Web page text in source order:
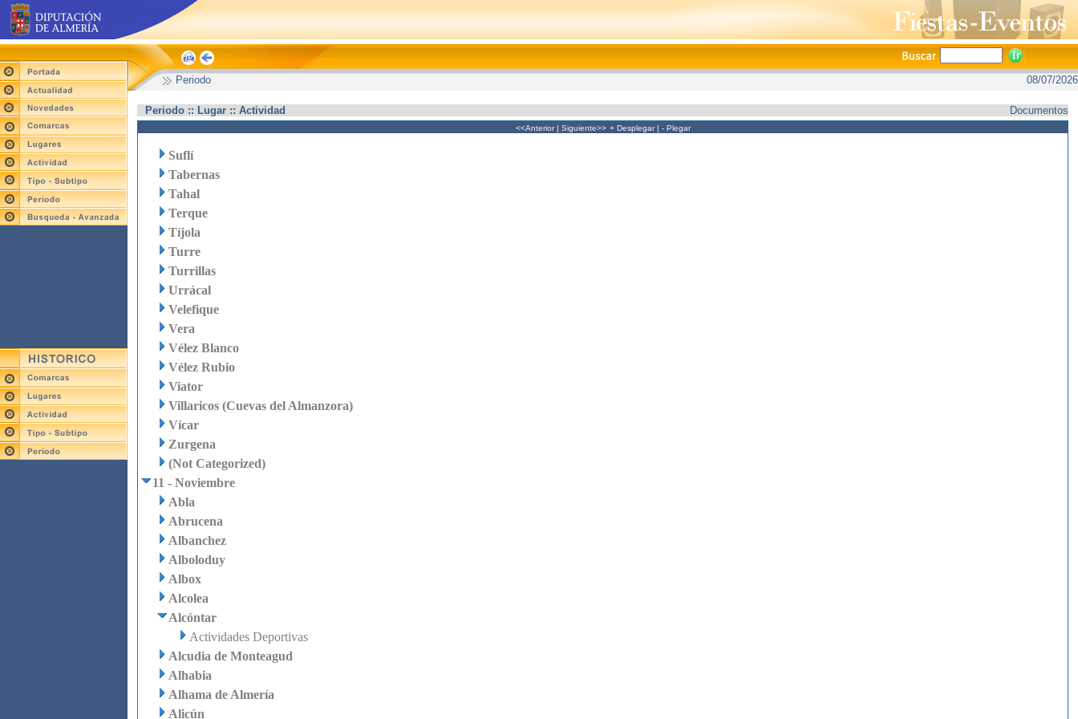
Periodo 08/07/2026
Periodo :: Lugar :: Actividad Documentos
<<Anterior| Siguiente>> + Desplegar| - Plegar
Suflí
Tabernas
Tahal
Terque
Tíjola
Turre
Turrillas
Urrácal
Velefique
Vera
Vélez Blanco
Vélez Rubio
Viator
Villaricos (Cuevas del Almanzora)
Vícar
Zurgena
(Not Categorized)
11 - Noviembre
Abla
Abrucena
Albanchez
Alboloduy
Albox
Alcolea
Alcóntar
Actividades Deportivas
Alcudia de Monteagud
Alhabia
Alhama de Almería
Alicún